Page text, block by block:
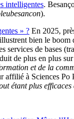
intelligentes.
).
» ? En 2025,
bien le
services de bases
de plus en plus
et de la
affilié à Sciences Po
étant plus efficaces